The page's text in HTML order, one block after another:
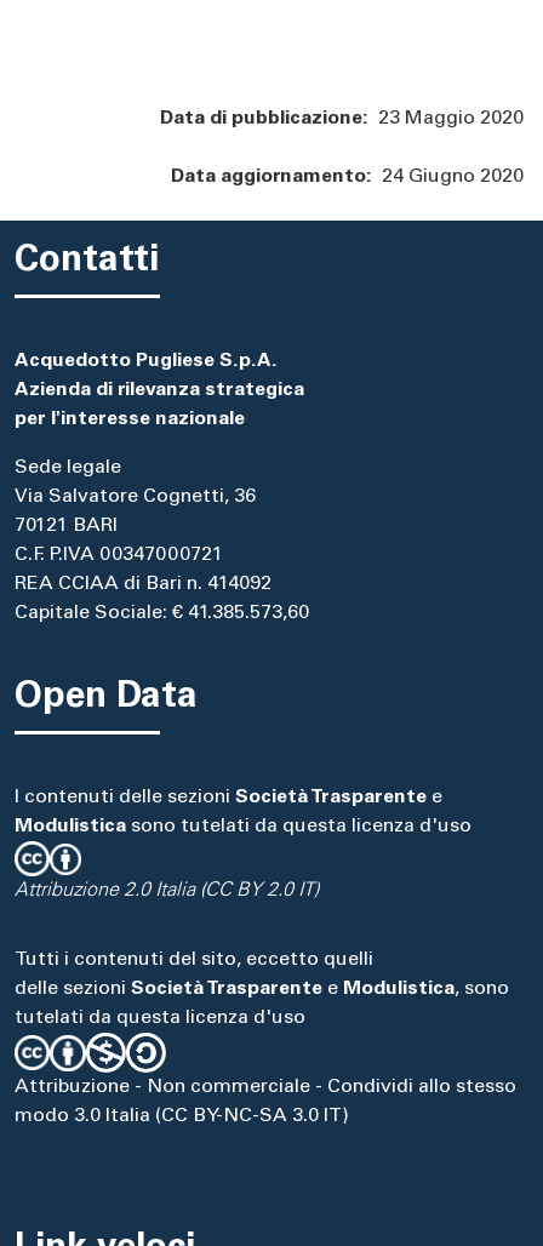
Data di pubblicazione: 23 Maggio 2020
Data aggiornamento: 24 Giugno 2020
Contatti
Acquedotto Pugliese S.p.A.
Azienda di rilevanza strategica
per l'interesse nazionale
Sede legale
Via Salvatore Cognetti, 36
70121 BARI
C.F. P.IVA 00347000721
REA CCIAA di Bari n. 414092
Capitale Sociale: € 41.385.573,60
Open Data
I contenuti delle sezioni Società Trasparente e
Modulistica sono tutelati da questa licenza d'uso
Attribuzione 2.0 Italia (CC BY 2.0 IT)
Tutti i contenuti del sito, eccetto quelli
delle sezioni Società Trasparente e Modulistica, sono
tutelati da questa licenza d'uso
Attribuzione - Non commerciale - Condividi allo stesso
modo 3.0 Italia (CC BY-NC-SA 3.0 IT)